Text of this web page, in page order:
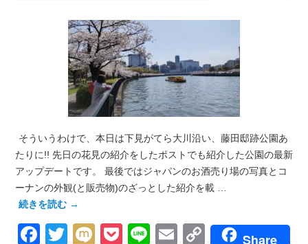
そういうわけで、本日は下見がてら大川沿い、藤田邸跡公園あ
たりに!! 先日の花見の紹介をしたポストでも紹介した公園の最新
アップデートです。 最後ではジャパンのお酒売り場の写真とコ
ーナンの外観(と販売物)のざっとした紹介を載 …
続きを読む →
Facebook
Twitter
MixiPocket
LineEmail
CopyShare